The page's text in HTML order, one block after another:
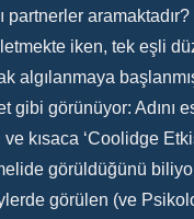
partnerler
iken, tek eşli
algılanmaya
gibi görünüyor: Adını
kısaca ‘Coolidge
görüldüğünü
görülen (ve